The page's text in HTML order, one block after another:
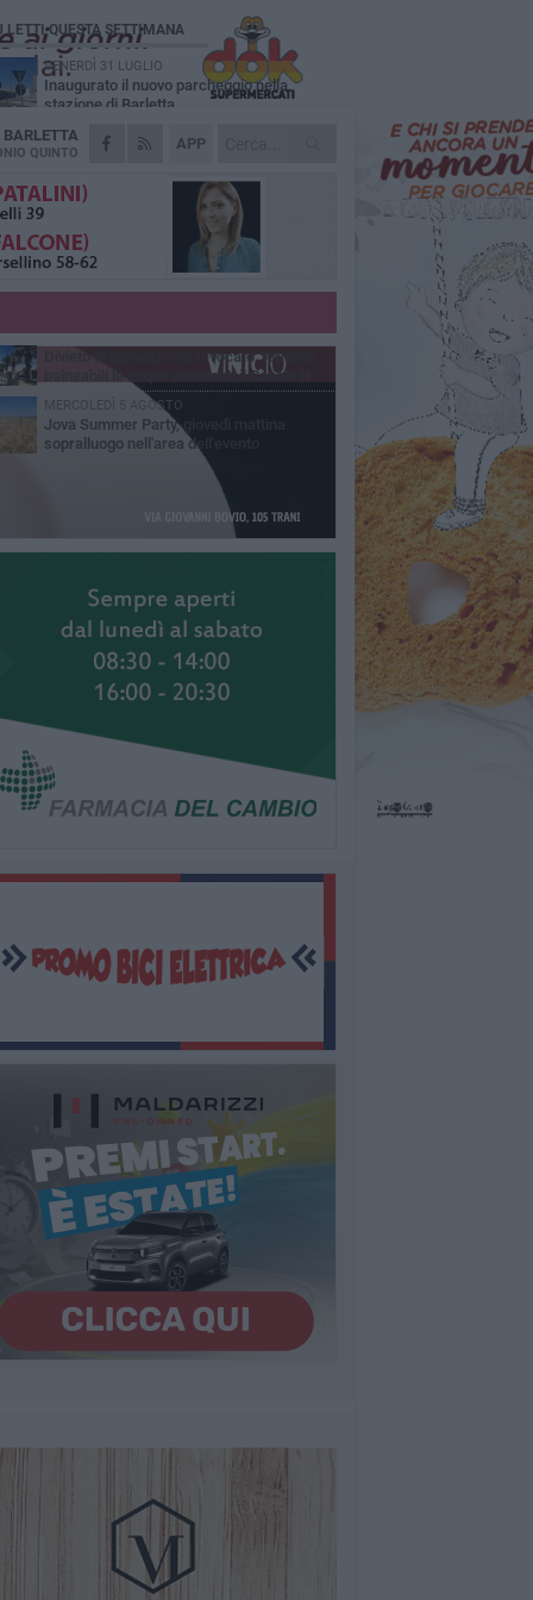
APP
BARLETTA
QUINTO
LETTI QUESTA SETTIMANA
VENERDÌ 31 LUGLIO
Inaugurato il nuovo parcheggio nella
stazione di Barletta
MERCOLEDÌ 5 AGOSTO
Barletta piange Gioacchino Dagnello:
GIOVEDÌ 30 LUGLIO
Rapina all'Ipercoop di Barletta: nel mirino la
gioielleria, banditi in fuga
DOMENICA 2 AGOSTO
Beni confiscati alla mafia. Nasce il servizio
VENERDÌ 31 LUGLIO
Divieto di balneazione revocato, tornano
balneabili le acque antistanti il Canale H
MERCOLEDÌ 5 AGOSTO
Jova Summer Party, giovedì mattina
sopralluogo nell'area dell'evento